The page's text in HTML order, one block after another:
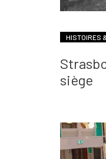
HISTOIRES
siège